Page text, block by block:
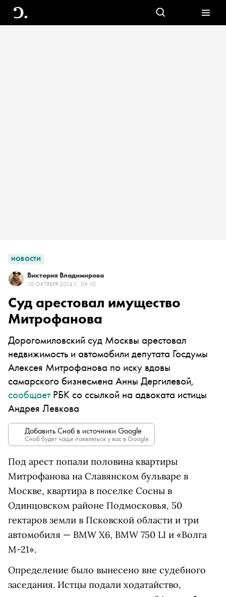
НОВОСТИ
Виктория Владимирова
10 ОКТЯБРЯ 2014 Г., 09:10
Суд арестовал имущество
Митрофанова
Дорогомиловский суд Москвы арестовал
недвижимость и автомобили депутата Госдумы
Алексея Митрофанова по иску вдовы
самарского бизнесмена Анны Дергилевой,
сообщаетРБК со ссылкой на адвоката истицы
Андрея Левкова
Добавить Сноб в источники Google
Сноб будет чаще появляться у вас в Google.
Под арест попали половина квартиры
Митрофанова на Славянском бульваре в
Москве, квартира в поселке Сосны в
Одинцовском районе Подмосковья, 50
гектаров земли в Псковской области и три
автомобиля — BMW X6, BMW 750 LI и «Волга
М-21».
Определение было вынесено вне судебного
заседания. Истцы подали ходатайство,